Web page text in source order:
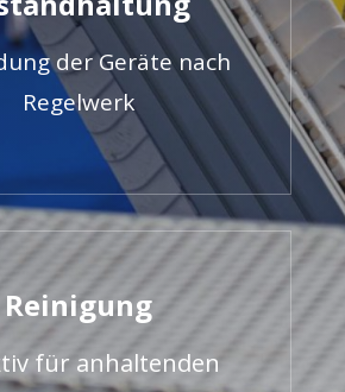
der Geräte nach
Regelwerk
Reinigung
für anhaltenden